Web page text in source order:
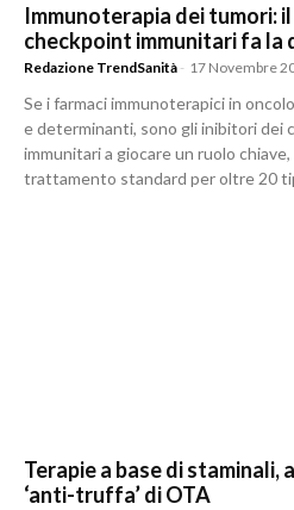
Immunoterapia dei tumori:
checkpoint immunitari fa la
Redazione TrendSanità - 17 Novembre
Se i farmaci immunoterapici in
e determinanti, sono gli inibitori dei
immunitari a giocare un ruolo
trattamento standard per oltre 20
Terapie a base di staminali,
‘anti-truffa’ di OTA